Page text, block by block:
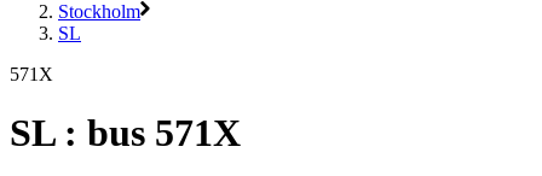
Stockholm
SL
571X
SL : bus 571X